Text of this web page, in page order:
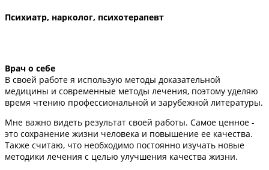
Психиатр, нарколог, психотерапевт
Врач о себе
В своей работе я использую методы доказательной
медицины и современные методы лечения, поэтому уделяю
время чтению профессиональной и зарубежной литературы.
Мне важно видеть результат своей работы. Самое ценное -
это сохранение жизни человека и повышение ее качества.
Также считаю, что необходимо постоянно изучать новые
методики лечения с целью улучшения качества жизни.